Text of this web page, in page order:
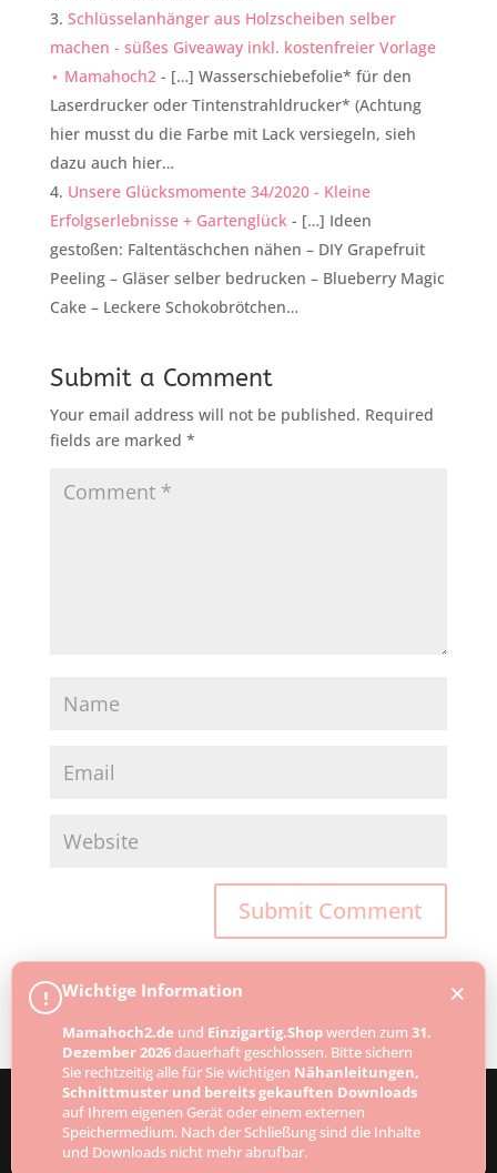
Schlüsselanhänger aus Holzscheiben selber
machen - süßes Giveaway inkl. kostenfreier Vorlage
⋆ Mamahoch2- […] Wasserschiebefolie* für den
Laserdrucker oder Tintenstrahldrucker* (Achtung
hier musst du die Farbe mit Lack versiegeln, sieh
dazu auch hier…
Unsere Glücksmomente 34/2020 - Kleine
Erfolgserlebnisse + Gartenglück- […] Ideen
gestoßen: Faltentäschchen nähen – DIY Grapefruit
Peeling – Gläser selber bedrucken – Blueberry Magic
Cake – Leckere Schokobrötchen…
Submit a Comment
Your email address will not be published. Required
fields are marked *
Designed byElegant Themes| Powered by
WordPress
! Wichtige Information
Mamahoch2.de und Einzigartig.Shopwerden zum 31.
Dezember 2026dauerhaft geschlossen. Bitte sichern
Sie rechtzeitig alle für Sie wichtigen Nähanleitungen,
Schnittmuster und bereits gekauften Downloads
auf Ihrem eigenen Gerät oder einem externen
Speichermedium. Nach der Schließung sind die Inhalte
und Downloads nicht mehr abrufbar.
×